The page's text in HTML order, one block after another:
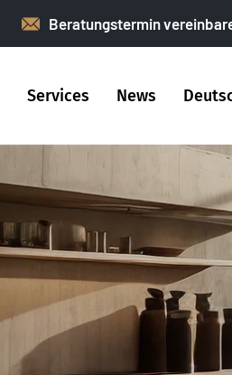
Beratungstermin
Services News